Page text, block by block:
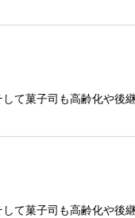
て菓子司も高齢化や後
て菓子司も高齢化や後